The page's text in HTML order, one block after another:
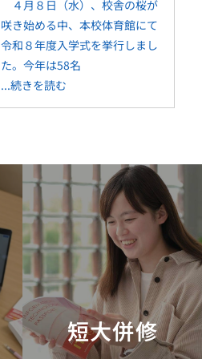
４月８日（水）、校舎の桜が
咲き始める中、本校体育館にて
令和８年度入学式を挙行しまし
た。今年は58名
...続きを読む
短大併修